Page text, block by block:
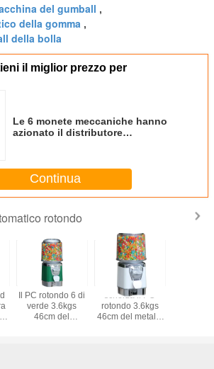
del gumball ,
della gomma ,
della bolla
il miglior prezzo per
Le 6 monete meccaniche hanno
azionato il distributore
Continua
rotondo
Il PC rotondo 6 di
verde 3.6kgs
46cm del
scherza il PC
rotondo 3.6kgs
46cm del metallo